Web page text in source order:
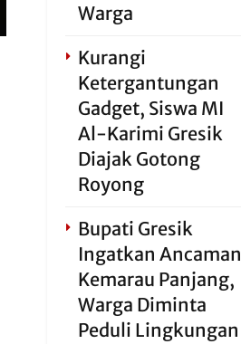
Warga
Kurangi
Ketergantungan
Gadget, Siswa MI
Al-Karimi Gresik
Diajak Gotong
Royong
Bupati Gresik
Ingatkan Ancaman
Kemarau Panjang,
Warga Diminta
Peduli Lingkungan